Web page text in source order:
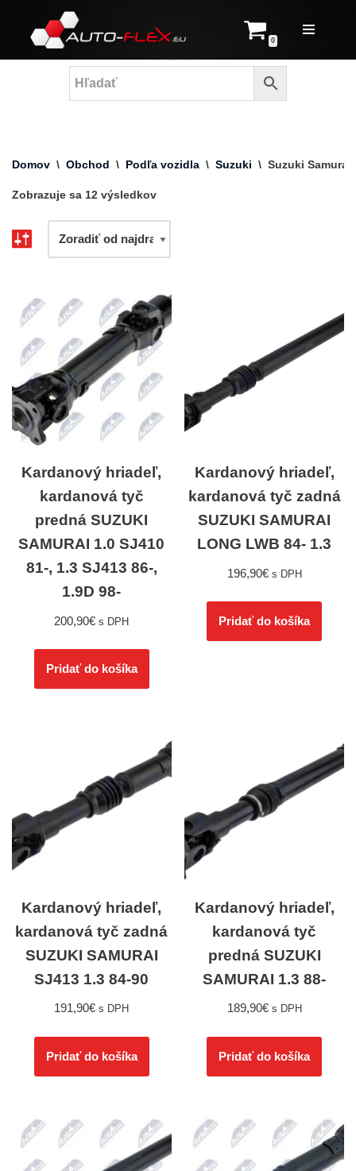
Prejsť
na
0
Domov \ Obchod \ Podľa vozidla \ Suzuki \ Suzuki Samurai
Zobrazuje sa 12 výsledkov
Kardanový hriadeľ,
kardanová tyč
predná SUZUKI
SAMURAI 1.0 SJ410
81-, 1.3 SJ413 86-,
1.9D 98-
200,90€ s DPH
Pridať do košíka
Kardanový hriadeľ,
kardanová tyč zadná
SUZUKI SAMURAI
LONG LWB 84- 1.3
196,90€ s DPH
Pridať do košíka
Kardanový hriadeľ,
kardanová tyč zadná
SUZUKI SAMURAI
SJ413 1.3 84-90
191,90€ s DPH
Pridať do košíka
Kardanový hriadeľ,
kardanová tyč
predná SUZUKI
SAMURAI 1.3 88-
189,90€ s DPH
Pridať do košíka